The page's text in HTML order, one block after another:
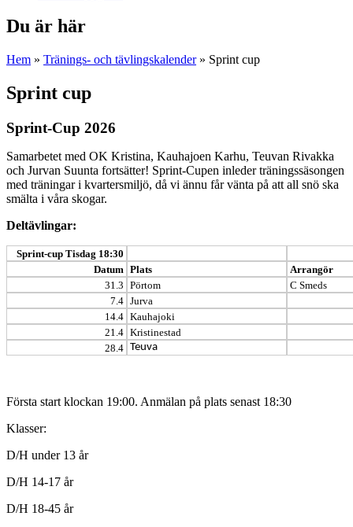
Du är här
Hem » Tränings- och tävlingskalender» Sprint cup
Sprint cup
Sprint-Cup 2026
Samarbetet med OK Kristina, Kauhajoen Karhu, Teuvan Rivakka
och Jurvan Suunta fortsätter! Sprint-Cupen inleder träningssäsongen
med träningar i kvartersmiljö, då vi ännu får vänta på att all snö ska
smälta i våra skogar.
Deltävlingar:
Sprint-cup Tisdag 18:30
Datum Plats
Arrangör
31.3 Pörtom
C Smeds
7.4 Jurva
14.4 Kauhajoki
21.4 Kristinestad
28.4 Teuva
Första start klockan 19:00. Anmälan på plats senast 18:30
Klasser:
D/H under 13 år
D/H 14-17 år
D/H 18-45 år